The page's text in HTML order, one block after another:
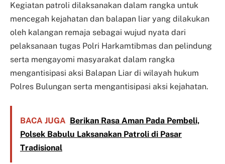
Kegiatan patroli dilaksanakan dalam rangka untuk
mencegah kejahatan dan balapan liar yang dilakukan
oleh kalangan remaja sebagai wujud nyata dari
pelaksanaan tugas Polri Harkamtibmas dan pelindung
serta mengayomi masyarakat dalam rangka
mengantisipasi aksi Balapan Liar di wilayah hukum
Polres Bulungan serta mengantisipasi aksi kejahatan.
BACA JUGA Berikan Rasa Aman Pada Pembeli,
Polsek Babulu Laksanakan Patroli di Pasar
Tradisional